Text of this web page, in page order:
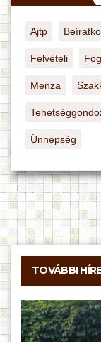
Ajtp
Felvételi
Menza
Ünnepség
TOVÁBBI